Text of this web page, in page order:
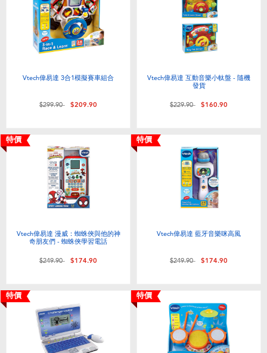
Vtech偉易達 3合1模擬賽車組合
價格從
$299.90至$209.90
Vtech偉易達 互動音樂小軚盤 - 隨機
發貨
價格從
$229.90至$160.90
特價
Vtech偉易達 漫威：蜘蛛俠與他的神
奇朋友們 - 蜘蛛俠學習電話
價格從
$249.90至$174.90
特價
Vtech偉易達 藍牙音樂咪高風
價格從
$249.90至$174.90
特價 特價